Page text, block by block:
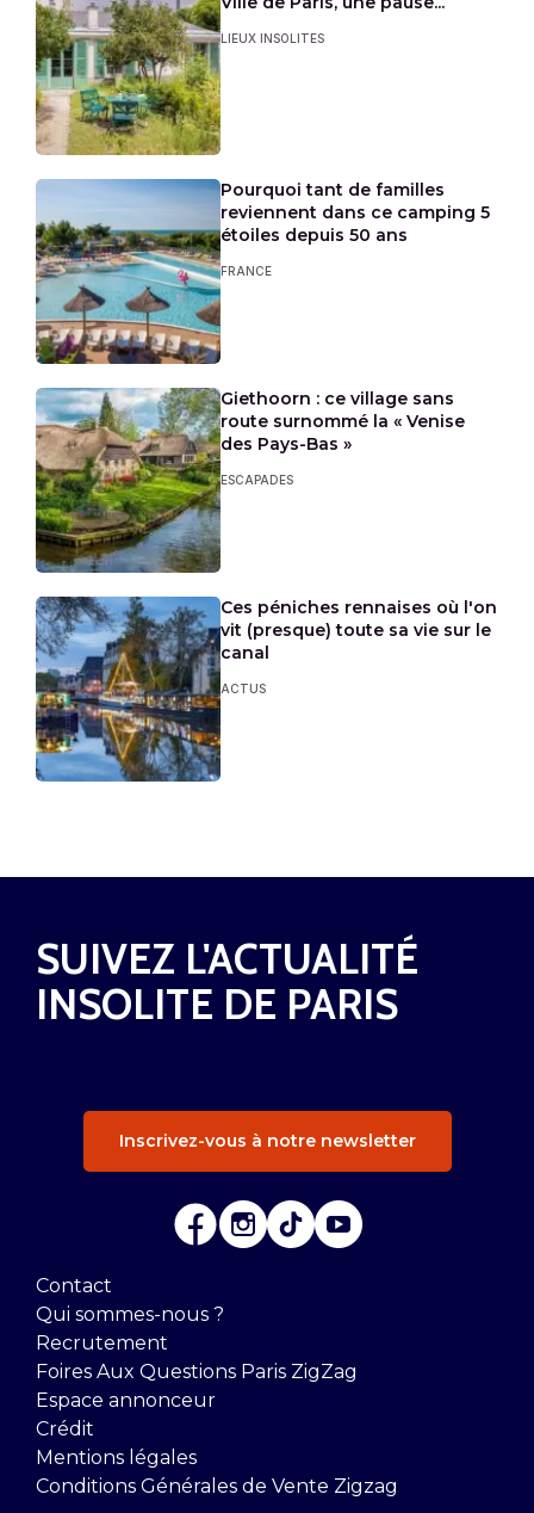
LIEUX INSOLITES
Pourquoi tant de familles
reviennent dans ce camping 5
étoiles depuis 50 ans
FRANCE
Giethoorn : ce village sans
route surnommé la « Venise
des Pays-Bas »
ESCAPADES
Ces péniches rennaises où l'on
vit (presque) toute sa vie sur le
canal
ACTUS
SUIVEZ L'ACTUALITÉ
INSOLITE DE PARIS
Inscrivez-vous à notre newsletter
Contact
Qui sommes-nous ?
Recrutement
Foires Aux Questions Paris ZigZag
Espace annonceur
Crédit
Mentions légales
Conditions Générales de Vente Zigzag